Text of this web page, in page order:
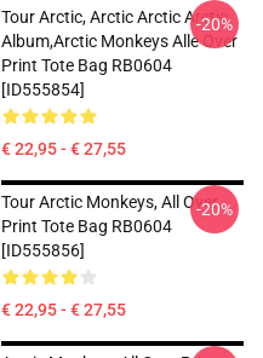
Tour Arctic, Arctic Arctic Arctic
Album,arctic Monkeys Alle Over
Print Tote Bag RB0604
[ID555854]
€ 22,95 - € 27,55
-20%
Tour Arctic Monkeys, All Over
Print Tote Bag RB0604
[ID555856]
€ 22,95 - € 27,55
-20%